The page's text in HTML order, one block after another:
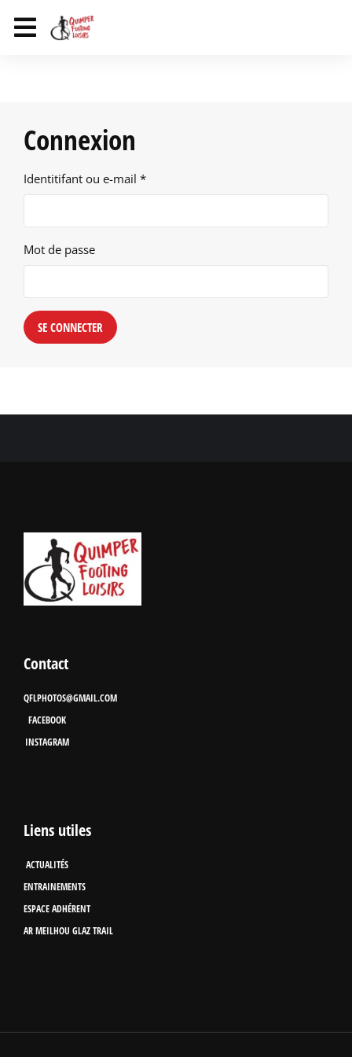
Connexion
Identitifant ou e-mail *
Mot de passe
SE CONNECTER
Contact
QFLPHOTOS@GMAIL.COM
FACEBOOK
INSTAGRAM
Liens utiles
ACTUALITÉS
ENTRAINEMENTS
ESPACE ADHÉRENT
AR MEILHOU GLAZ TRAIL